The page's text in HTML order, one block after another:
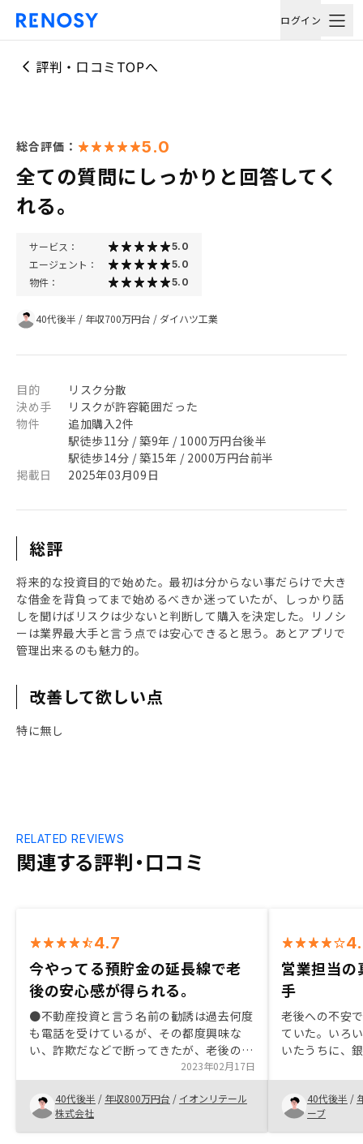
ログイン
評判・口コミTOPへ
総合評価： 5.0
全ての質問にしっかりと回答してく
れる。
サービス： 5.0
エージェント： 5.0
物件： 5.0
40代後半 / 年収700万円台 / ダイハツ工業
目的
リスク分散
決め手
リスクが許容範囲だった
物件
追加購入2件
駅徒歩11分 / 築9年 / 1000万円台後半
駅徒歩14分 / 築15年 / 2000万円台前半
掲載日
2025年03月09日
総評
将来的な投資目的で始めた。最初は分からない事だらけで大き
な借金を背負ってまで始めるべきか迷っていたが、しっかり話
しを聞けばリスクは少ないと判断して購入を決定した。リノシ
ーは業界最大手と言う点では安心できると思う。あとアプリで
管理出来るのも魅力的。
改善して欲しい点
特に無し
関連する評判・口コミ
RELATED REVIEWS
4.7
今やってる預貯金の延長線で老
後の安心感が得られる。
●不動産投資と言う名前の勧誘は過去何度
も電話を受けているが、その都度興味な
い、詐欺だなどで断ってきたが、老後の心
配でネット検索していた時にRENOSYの
HPに出会い、色々と資料を取り寄せ確認
したところ東証上場企業であるので、信頼
度が高い点から投資を決心。 ●不動産投
資の知識がなくてもセールスの丁寧な説明
2023年02月17日
40代後半 / 年収800万円台 / イオンリテール
株式会社
営業担当の
手
老後への不安
ていた。いろ
いたうちに、
た。一度GAさ
だきました。
と思い、GA
た。
40代後半 /
ーブ